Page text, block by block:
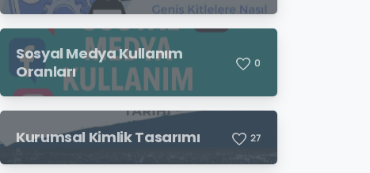
Sosyal Medya Kullanım
Oranları
0
Kurumsal Kimlik Tasarımı 27